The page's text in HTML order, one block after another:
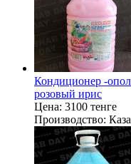
Кондиционер -
розовый ирис
Цена: 3100 тенге
Производство: